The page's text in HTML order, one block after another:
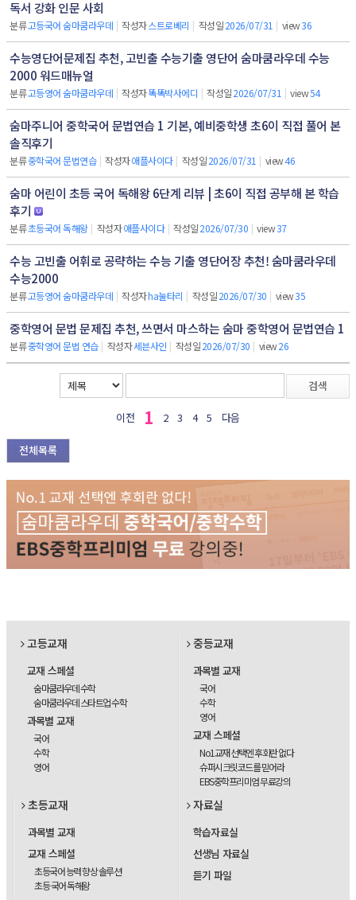
독서 강화 인문 사회
분류고등국어 숨마쿰라우데 | 작성자스트로베리 | 작성일2026/07/31 | view36
수능영단어문제집 추천, 고빈출 수능기출 영단어 숨마쿰라우데 수능
2000 워드매뉴얼
분류고등영어 숨마쿰라우데 | 작성자똑똑박사에디 | 작성일2026/07/31 | view54
숨마주니어 중학국어 문법연습 1 기본, 예비중학생 초6이 직접 풀어 본
솔직후기
분류중학국어 문법연습 | 작성자애플사이다 | 작성일2026/07/31 | view46
숨마 어린이 초등 국어 독해왕 6단계 리뷰 | 초6이 직접 공부해 본 학습
후기
분류초등국어 독해왕 | 작성자애플사이다 | 작성일2026/07/30 | view37
수능 고빈출 어휘로 공략하는 수능 기출 영단어장 추천! 숨마쿰라우데
수능2000
분류고등영어 숨마쿰라우데 | 작성자ha눌타리 | 작성일2026/07/30 | view35
중학영어 문법 문제집 추천, 쓰면서 마스하는 숨마 중학영어 문법연습 1
분류중학영어 문법 연습 | 작성자세븐사인 | 작성일2026/07/30 | view26
검색
이전 1 2 3 4 5 다음
전체목록
고등교재
교재 스페셜
숨마쿰라우데 수학
숨마쿰라우데 스타트업 수학
과목별 교재
국어
수학
영어
중등교재
과목별 교재
국어
수학
영어
교재 스페셜
No1교재 선택엔 후회란 없다
슈퍼시크릿코드를 믿어라
EBS중학프리미엄 무료강의
초등교재
과목별 교재
교재 스페셜
초등국어 능력 향상 솔루션
초등 국어 독해왕
자료실
학습자료실
선생님 자료실
듣기 파일